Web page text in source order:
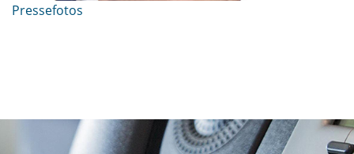
Pressefotos